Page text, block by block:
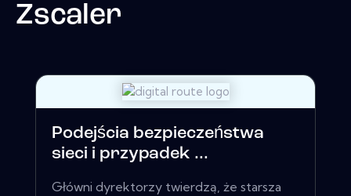
Zscaler
Podejścia bezpieczeństwa
sieci i przypadek ...
Główni dyrektorzy twierdzą, że starsza